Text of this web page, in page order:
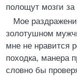
полощут мозги
Мое
золотушном
мне не нравится
походка, манера
словно бы